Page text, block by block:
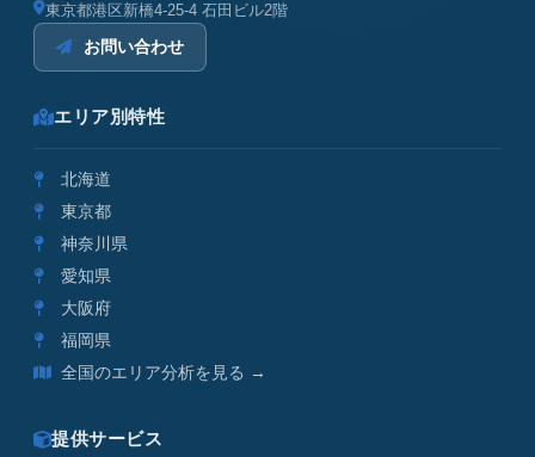
東京都港区新橋4-25-4 石田ビル2階
お問い合わせ
エリア別特性
北海道
東京都
神奈川県
愛知県
大阪府
福岡県
全国のエリア分析を見る →
提供サービス